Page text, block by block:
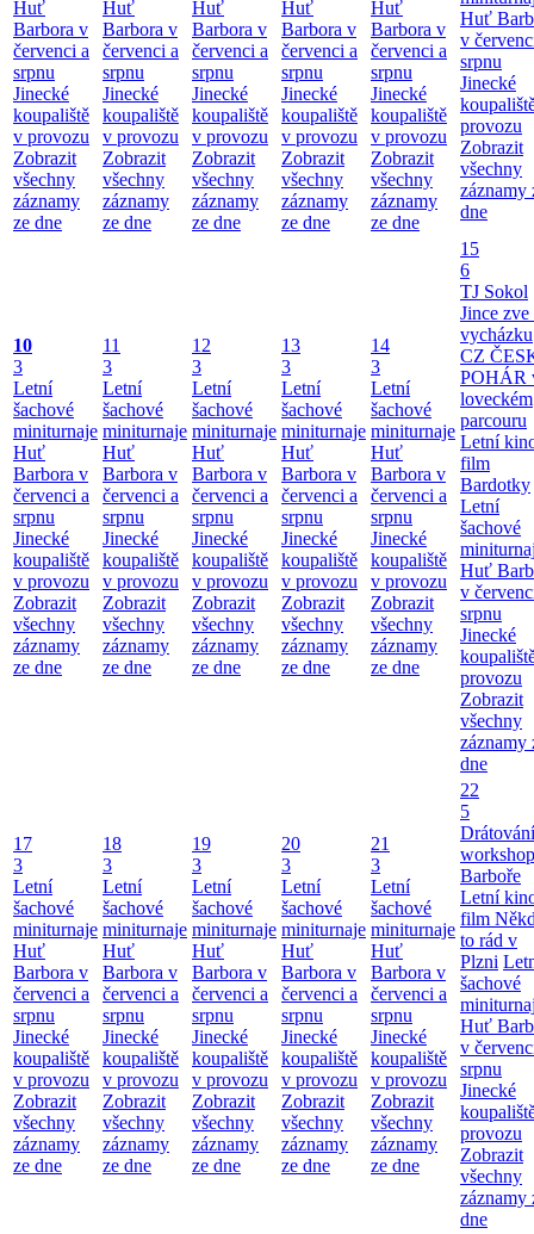
Huť
Barbora v
červenci a
srpnu
Jinecké
koupaliště
v provozu
Zobrazit
všechny
záznamy
ze dne
Huť
Barbora v
červenci a
srpnu
Jinecké
koupaliště
v provozu
Zobrazit
všechny
záznamy
ze dne
Huť
Barbora v
červenci a
srpnu
Jinecké
koupaliště
v provozu
Zobrazit
všechny
záznamy
ze dne
Huť
Barbora v
červenci a
srpnu
Jinecké
koupaliště
v provozu
Zobrazit
všechny
záznamy
ze dne
Huť
Barbora v
červenci a
srpnu
Jinecké
koupaliště
v provozu
Zobrazit
všechny
záznamy
ze dne
Huť
v
srpnu
Jinecké
provozu
Zobrazit
všechny
záznamy
dne
10
3
Letní
šachové
miniturnaje
Huť
Barbora v
červenci a
srpnu
Jinecké
koupaliště
v provozu
Zobrazit
všechny
záznamy
ze dne
11
3
Letní
šachové
miniturnaje
Huť
Barbora v
červenci a
srpnu
Jinecké
koupaliště
v provozu
Zobrazit
všechny
záznamy
ze dne
12
3
Letní
šachové
miniturnaje
Huť
Barbora v
červenci a
srpnu
Jinecké
koupaliště
v provozu
Zobrazit
všechny
záznamy
ze dne
13
3
Letní
šachové
miniturnaje
Huť
Barbora v
červenci a
srpnu
Jinecké
koupaliště
v provozu
Zobrazit
všechny
záznamy
ze dne
14
3
Letní
šachové
miniturnaje
Huť
Barbora v
červenci a
srpnu
Jinecké
koupaliště
v provozu
Zobrazit
všechny
záznamy
ze dne
15
6
TJ Sokol
Jince zve
vycházku
CZ
POHÁR
loveckém
parcouru
Letní
film
Bardotky
Letní
šachové
Huť
v
srpnu
Jinecké
provozu
Zobrazit
všechny
záznamy
dne
17
3
Letní
šachové
miniturnaje
Huť
Barbora v
červenci a
srpnu
Jinecké
koupaliště
v provozu
Zobrazit
všechny
záznamy
ze dne
18
3
Letní
šachové
miniturnaje
Huť
Barbora v
červenci a
srpnu
Jinecké
koupaliště
v provozu
Zobrazit
všechny
záznamy
ze dne
19
3
Letní
šachové
miniturnaje
Huť
Barbora v
červenci a
srpnu
Jinecké
koupaliště
v provozu
Zobrazit
všechny
záznamy
ze dne
20
3
Letní
šachové
miniturnaje
Huť
Barbora v
červenci a
srpnu
Jinecké
koupaliště
v provozu
Zobrazit
všechny
záznamy
ze dne
21
3
Letní
šachové
miniturnaje
Huť
Barbora v
červenci a
srpnu
Jinecké
koupaliště
v provozu
Zobrazit
všechny
záznamy
ze dne
22
5
Barboře
Letní
film
to rád v
Plzni
šachové
Huť
v
srpnu
Jinecké
provozu
Zobrazit
všechny
záznamy
dne